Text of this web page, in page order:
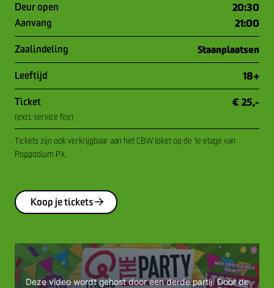
Deur open 20:30
Aanvang 21:00
Zaalindeling Staanplaatsen
Leeftijd 18+
Ticket € 25,-
(excl. service fee)
Tickets zijn ook verkrijgbaar aan het CBW loket op de 1e etage van
Poppodium PX.
Koop je tickets
Deze video wordt gehost door een derde partij. Door de